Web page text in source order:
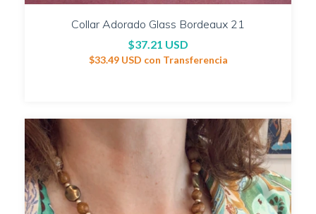
Collar Adorado Glass Bordeaux 21
$37.21 USD
$33.49 USD con Transferencia